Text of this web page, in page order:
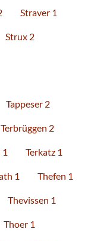
Straver 1
Strux 2
Tappeser 2
Terbrüggen 2
Terkatz 1
1 Thefen 1
Thevissen 1
Thoer 1